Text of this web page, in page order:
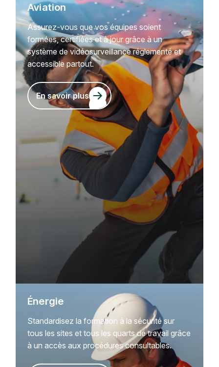
Aviation
Assurez-vous que vos équipes soient
formées, certifiées et à jour grâce à un
système de vidéosurveillance réglementé et
accessible partout.
En savoir plus
Énergie
Standardisez la formation à la sécurité sur
tous les sites et tous les quarts de travail grâce
à un accès aux procédures consultables.